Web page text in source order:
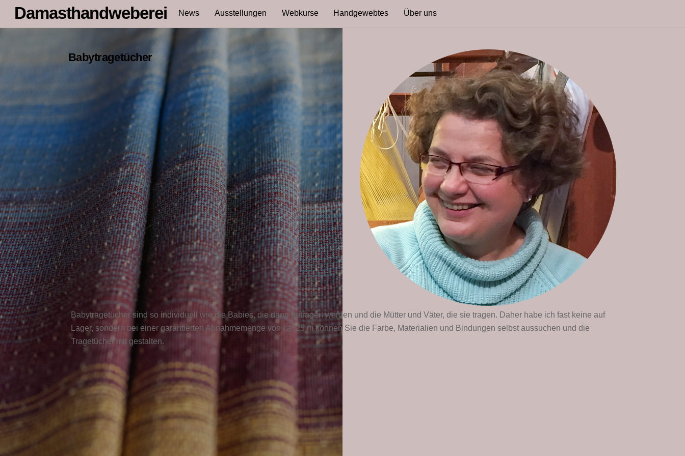
SkipDamasthandweberei News Ausstellungen Webkurse Handgewebtes Über uns
Babytragetücher
Babytragetücher sind so individuell wie die Babies, die darin getragen werden und die Mütter und Väter, die sie tragen. Daher habe ich fast keine auf
Lager, sondern bei einer garantierten Abnahmemenge von ca. 25 m können Sie die Farbe, Materialien und Bindungen selbst aussuchen und die
Tragetücher mit gestalten.
Consent Management Platform von Real Cookie Banner